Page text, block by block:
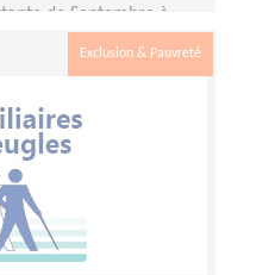
de Septembre à
Exclusion & Pauvreté